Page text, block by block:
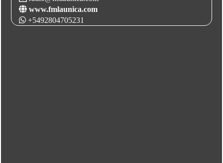
www.fmlaunica.com
+5492804705231